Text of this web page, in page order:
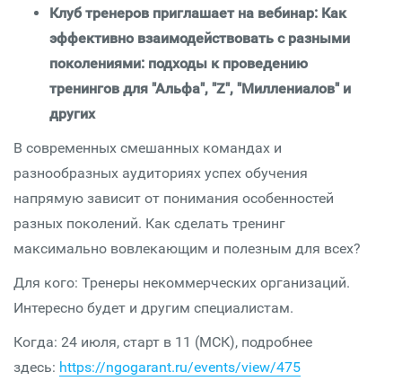
Клуб тренеров приглашает на вебинар: Как
эффективно взаимодействовать с разными
поколениями: подходы к проведению
тренингов для "Альфа", "Z", "Миллениалов" и
других
В современных смешанных командах и
разнообразных аудиториях успех обучения
напрямую зависит от понимания особенностей
разных поколений. Как сделать тренинг
максимально вовлекающим и полезным для всех?
Для кого: Тренеры некоммерческих организаций.
Интересно будет и другим специалистам.
Когда: 24 июля, старт в 11 (МСК), подробнее
здесь: https://ngogarant.ru/events/view/475